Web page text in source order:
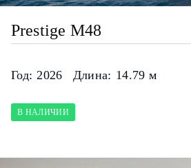
Prestige M48
Год: 2026 Длина: 14.79 м
В НАЛИЧИИ